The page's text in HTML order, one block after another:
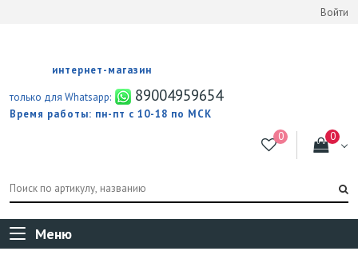
Войти
интернет-магазин
только для Whatsapp:
89004959654
Время работы: пн-пт с 10-18 по МСК
Меню